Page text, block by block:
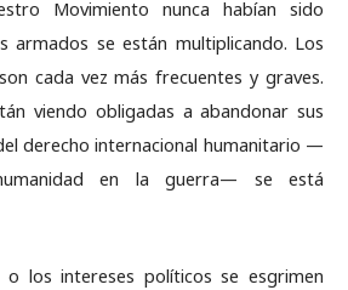
Movimiento nunca habían sido
armados se están multiplicando. Los
cada vez más frecuentes y graves.
viendo obligadas a abandonar sus
derecho internacional humanitario —
en la guerra— se está
o los intereses políticos se esgrimen